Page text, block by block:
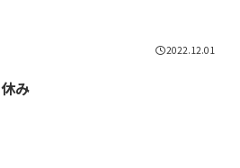
2022.12.01
休み